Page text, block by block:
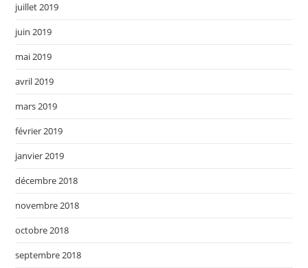
juillet 2019
juin 2019
mai 2019
avril 2019
mars 2019
février 2019
janvier 2019
décembre 2018
novembre 2018
octobre 2018
septembre 2018